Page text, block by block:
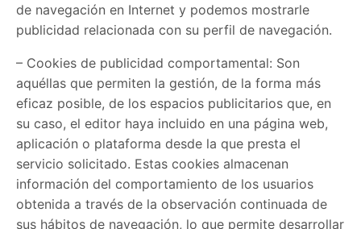
de navegación en Internet y podemos mostrarle
publicidad relacionada con su perfil de navegación.
– Cookies de publicidad comportamental: Son
aquéllas que permiten la gestión, de la forma más
eficaz posible, de los espacios publicitarios que, en
su caso, el editor haya incluido en una página web,
aplicación o plataforma desde la que presta el
servicio solicitado. Estas cookies almacenan
información del comportamiento de los usuarios
obtenida a través de la observación continuada de
sus hábitos de navegación, lo que permite desarrollar